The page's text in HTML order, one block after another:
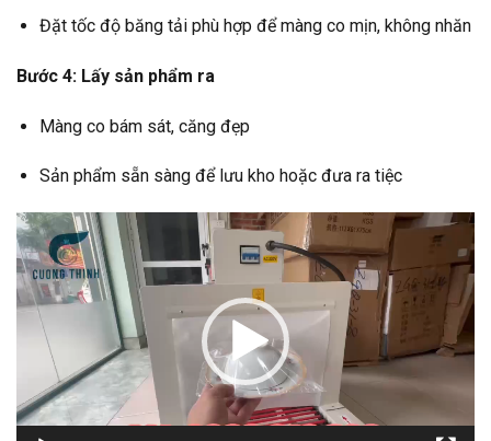
Đặt tốc độ băng tải phù hợp để màng co mịn, không nhăn
Bước 4: Lấy sản phẩm ra
Màng co bám sát, căng đẹp
Sản phẩm sẵn sàng để lưu kho hoặc đưa ra tiệc
Trình
chơi
Video